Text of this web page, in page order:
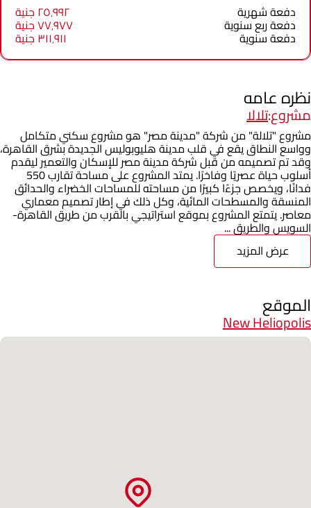
دفعة شهرية ٢٥٬٩٩٢ جنية
دفعة ربع سنوية ٧٧٬٩٧٧ جنية
دفعة سنوية ٣١١٬٩١١ جنية
نظره عامه
مشروع:تلالا
مشروع "تلالة" من شركة "مدينة مصر" هو مشروع سكني متكامل
وواسع النطاق يقع في قلب مدينة هليوبوليس الجديدة بشرق القاهرة،
وقد تم تصميمه من قبل شركة مدينة مصر للإسكان والتعمير ليقدم
أسلوب حياة عصريًا وفاخرًا. يمتد المشروع على مساحة تقارب 550
فدانًا، ويخصص جزءًا كبيرًا من مساحته للمساحات الخضراء والحدائق
المنسقة والمسطحات المائية، وكل ذلك في إطار تصميم معماري
معاصر. يتمتع المشروع بموقع استراتيجي بالقرب من طريق القاهرة-
السويس والطريق ...
عرض المزيد
الموقع
New Heliopolis